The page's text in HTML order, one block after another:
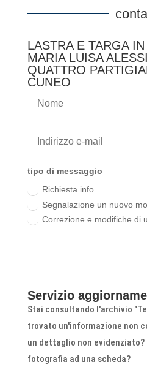
LASTRA E TARGA
MARIA LUISA
QUATTRO
CUNEO
tipo di messaggio
Richiesta info
Segnalazione un nuovo
Correzione e modifiche di
Servizio
Stai consultando l'archivio
trovato un'informazione non
un dettaglio non evidenziato?
fotografia ad una scheda?